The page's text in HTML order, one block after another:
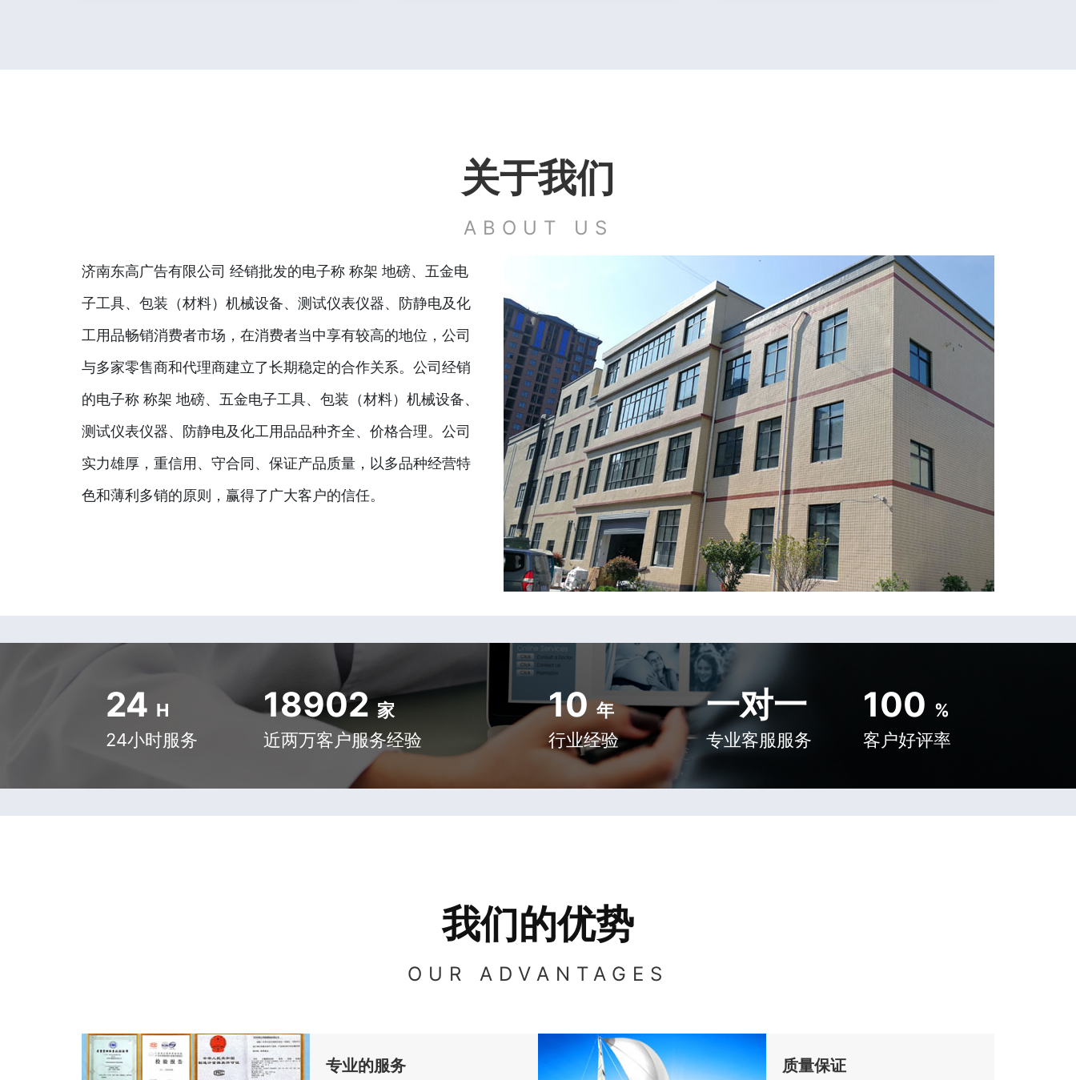
关于我们
ABOUT US
济南东高广告有限公司 经销批发的电子称 称架 地磅、五金电
子工具、包装（材料）机械设备、测试仪表仪器、防静电及化
工用品畅销消费者市场，在消费者当中享有较高的地位，公司
与多家零售商和代理商建立了长期稳定的合作关系。公司经销
的电子称 称架 地磅、五金电子工具、包装（材料）机械设备、
测试仪表仪器、防静电及化工用品品种齐全、价格合理。公司
实力雄厚，重信用、守合同、保证产品质量，以多品种经营特
色和薄利多销的原则，赢得了广大客户的信任。
24 H
24小时服务
18902 家
近两万客户服务经验
10 年
行业经验
一对一
专业客服服务
100 %
客户好评率
我们的优势
OUR ADVANTAGES
专业的服务 质量保证